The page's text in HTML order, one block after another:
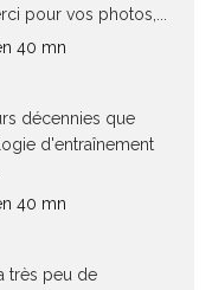
pour vos photos,...
40 mn
décennies que
d'entraînement
40 mn
très peu de